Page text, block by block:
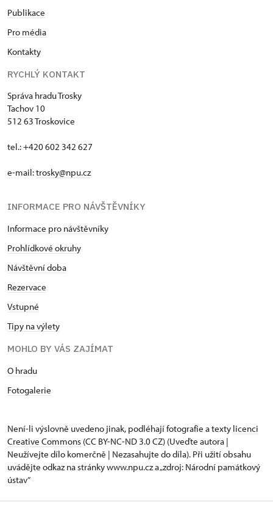
Publikace
Pro média
Kontakty
RYCHLÝ KONTAKT
Správa hradu Trosky
Tachov 10
512 63 Troskovice
tel.: +420 602 342 627
e-mail:trosky@npu.cz
INFORMACE PRO NÁVŠTĚVNÍKY
Informace pro návštěvníky
Prohlídkové okruhy
Návštěvní doba
Rezervace
Vstupné
Tipy na výlety
MOHLO BY VÁS ZAJÍMAT
O hradu
Fotogalerie
Není-li výslovně uvedeno jinak, podléhají fotografie a texty licenci
Creative Commons (CC BY-NC-ND 3.0 CZ) (Uveďte autora |
Neužívejte dílo komerčně | Nezasahujte do díla). Při užití obsahu
uvádějte odkaz na stránky www.npu.cz a „zdroj: Národní památkový
ústav“